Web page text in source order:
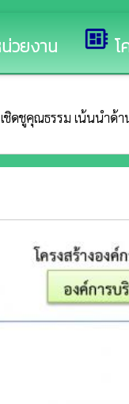
วยงาน developer_board โ
ค์การบริหารส่วนตำบลโ
ชิดชูคุณธรรม เน้นนำด้